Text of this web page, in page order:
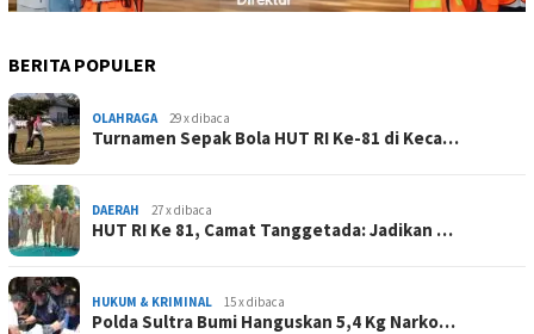
BERITA POPULER
OLAHRAGA 29 x dibaca
Turnamen Sepak Bola HUT RI Ke-81 di Keca…
DAERAH 27 x dibaca
HUT RI Ke 81, Camat Tanggetada: Jadikan …
HUKUM & KRIMINAL 15 x dibaca
Polda Sultra Bumi Hanguskan 5,4 Kg Narko…